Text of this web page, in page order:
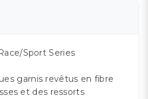
Sport Series
garnis revêtus en fibre
et des ressorts